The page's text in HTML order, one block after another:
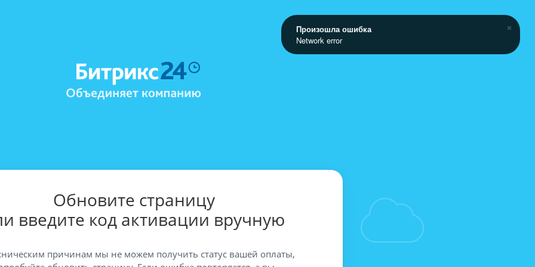
Обновите страницу
введите код активации вручную
причинам мы не можем получить статус вашей оплаты,
Произошла ошибка
Network error